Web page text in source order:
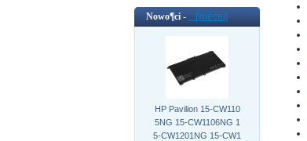
Nowo¶ci - [wiêcej]
HP Pavilion 15-CW110
5NG 15-CW1106NG 1
5-CW1201NG 15-CW1